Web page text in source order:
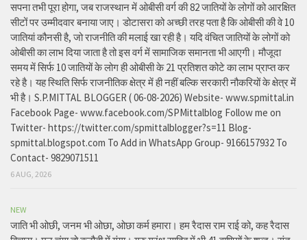
सपना तभी पूरा होगा, जब राजस्थान में ओबीसी वर्ग की 82 जातियों के लोगों को आरक्षित
सीटों पर उम्मीदवार बनाया जाए। डोटासरा को अच्छी तरह पता है कि ओबीसी की वे 10
जातियां कौनसी है, जो राजनीति की मलाई खा रही है। यदि वंचित जातियों के लोगों को
ओबीसी का लाभ दिया जाता है तो इस वर्ग में सामाजिक समानता भी आएगी। मौजूदा
समय में सिर्फ 10 जातियों के लोग ही ओबीसी के 21 प्रतिशत कोटे का लाभ प्राप्त कर
रहे है। यह स्थिति सिर्फ राजनीतिक क्षेत्र में ही नहीं बल्कि सरकारी नौकरियों के क्षेत्र में
भी है। S.P.MITTAL BLOGGER ( 06-08-2026) Website- www.spmittal.in
Facebook Page- www.facebook.com/SPMittalblog Follow me on
Twitter- https://twitter.com/spmittalblogger?s=11 Blog-
spmittal.blogspot.com To Add in WhatsApp Group- 9166157932 To
Contact- 9829071511
6 AUG, 2026
NEW
जाति भी ओछी, जनम भी ओछा, ओछा कर्म हमारा। हम रैदास राम राई को, कह रैदास